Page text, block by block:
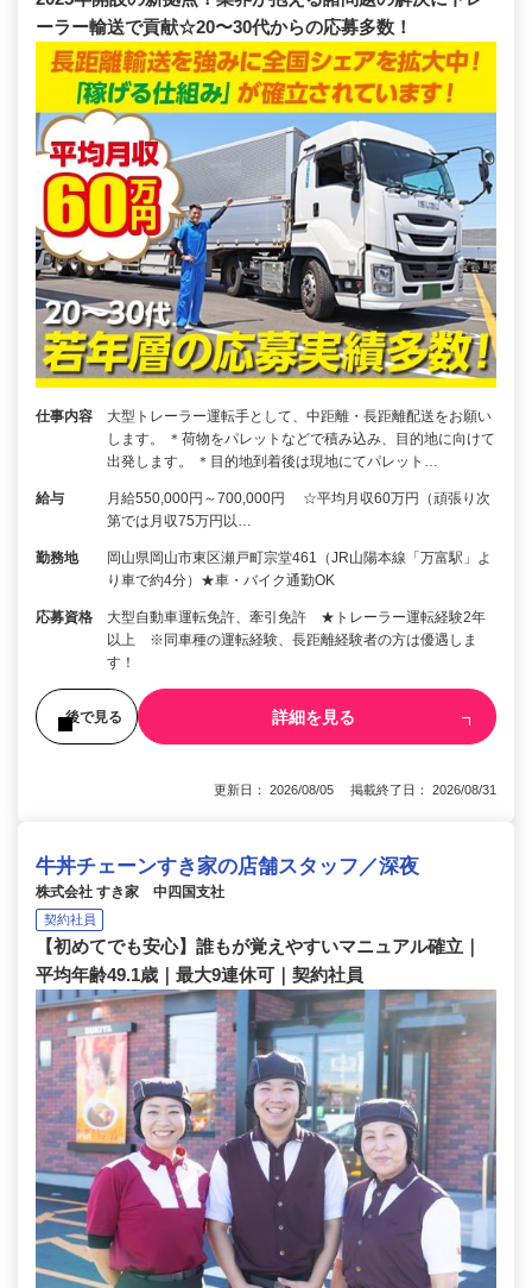
ーラー輸送で貢献☆20〜30代からの応募多数！
仕事内容
大型トレーラー運転手として、中距離・長距離配送をお願い
します。 ＊荷物をパレットなどで積み込み、目的地に向けて
出発します。 ＊目的地到着後は現地にてパレット…
給与
月給550,000円～700,000円 ☆平均月収60万円（頑張り次
第では月収75万円以…
勤務地
岡山県岡山市東区瀬戸町宗堂461（JR山陽本線「万富駅」よ
り車で約4分）★車・バイク通勤OK
応募資格
大型自動車運転免許、牽引免許 ★トレーラー運転経験2年
以上 ※同車種の運転経験、長距離経験者の方は優遇しま
す！
後で見る 詳細を見る
更新日： 2026/08/05 掲載終了日： 2026/08/31
牛丼チェーンすき家の店舗スタッフ／深夜
株式会社 すき家 中四国支社
契約社員
【初めてでも安心】誰もが覚えやすいマニュアル確立｜
平均年齢49.1歳｜最大9連休可｜契約社員